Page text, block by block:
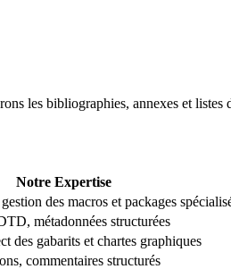
les bibliographies, annexes et listes
Notre Expertise
des macros et packages
métadonnées structurées
des gabarits et chartes graphiques
commentaires structurés